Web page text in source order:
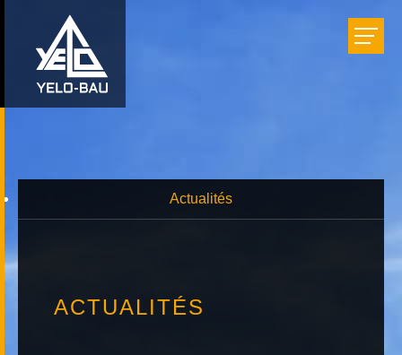
Rénover
Entreprise
Actualités
ACTUALITÉS